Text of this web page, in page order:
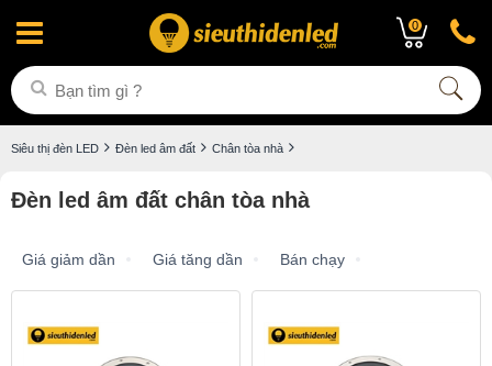
0
Siêu thị đèn LED Đèn led âm đất Chân tòa nhà
Đèn led âm đất chân tòa nhà
Giá giảm dần Giá tăng dần Bán chạy